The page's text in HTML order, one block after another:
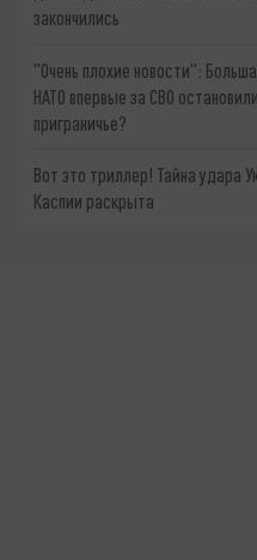
закончились
"Очень плохие новости":
НАТО впервые за СВО
приграничье?
Вот это триллер! Тайна удара
Каспии раскрыта